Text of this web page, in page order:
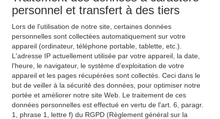
personnel et transfert à des tiers
Lors de l'utilisation de notre site, certaines données
personnelles sont collectées automatiquement sur votre
appareil (ordinateur, téléphone portable, tablette, etc.).
L'adresse IP actuellement utilisée par votre appareil, la date,
l'heure, le navigateur, le système d'exploitation de votre
appareil et les pages récupérées sont collectés. Ceci dans le
but de veiller à la sécurité des données, pour optimiser notre
portée et améliorer notre site Web. Le traitement de ces
données personnelles est effectué en vertu de l'art. 6, paragr.
1, phrase 1, lettre f) du RGPD (Règlement général sur la